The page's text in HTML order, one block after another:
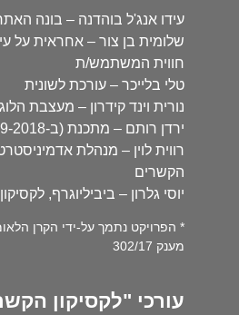
עידו אנג'ל בוהדנה – בונה
שלומית בן צור – אחראית על
חווית המשתמש/ת
טלי בלייכר – עורכת לשונית
נורית וינד קידרון – מעצבת
ירדן רותם – מתכנת (ב-2019-2018)
רווית לוין – מנהלת
הקשרים
יוסי גלרון – ביביליוגרף,
* הפרויקט נתמך על-ידי הקרן
מענק 302/17
עורכי "לקסיקון